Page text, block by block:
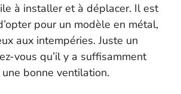
à installer et à déplacer. Il est
pour un modèle en métal,
aux intempéries. Juste un
vous qu’il y a suffisamment
une bonne ventilation.